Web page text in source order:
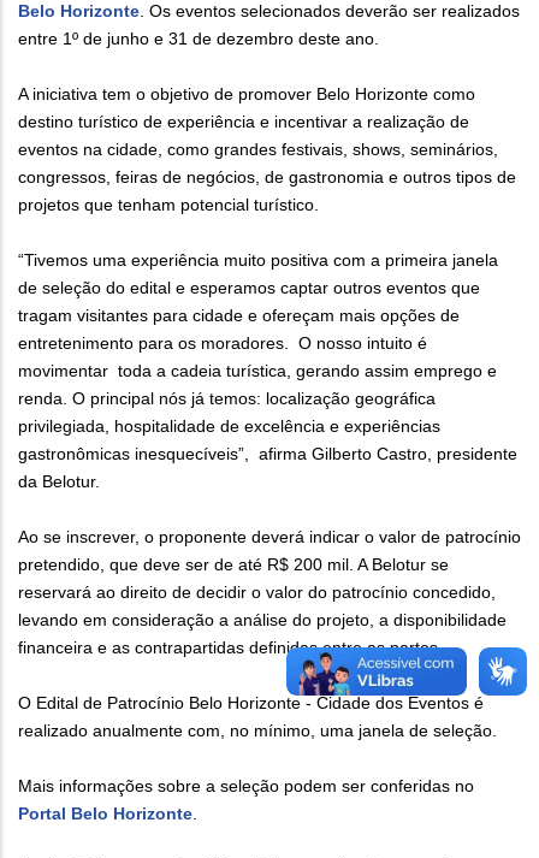
Belo Horizonte. Os eventos selecionados deverão ser realizados
entre 1º de junho e 31 de dezembro deste ano.
A iniciativa tem o objetivo de promover Belo Horizonte como
destino turístico de experiência e incentivar a realização de
eventos na cidade, como grandes festivais, shows, seminários,
congressos, feiras de negócios, de gastronomia e outros tipos de
projetos que tenham potencial turístico.
“Tivemos uma experiência muito positiva com a primeira janela
de seleção do edital e esperamos captar outros eventos que
tragam visitantes para cidade e ofereçam mais opções de
entretenimento para os moradores. O nosso intuito é
movimentar toda a cadeia turística, gerando assim emprego e
renda. O principal nós já temos: localização geográfica
privilegiada, hospitalidade de excelência e experiências
gastronômicas inesquecíveis”, afirma Gilberto Castro, presidente
da Belotur.
Ao se inscrever, o proponente deverá indicar o valor de patrocínio
pretendido, que deve ser de até R$ 200 mil. A Belotur se
reservará ao direito de decidir o valor do patrocínio concedido,
levando em consideração a análise do projeto, a disponibilidade
financeira e as contrapartidas definidas entre as partes.
O Edital de Patrocínio Belo Horizonte - Cidade dos Eventos é
realizado anualmente com, no mínimo, uma janela de seleção.
Mais informações sobre a seleção podem ser conferidas no
Portal Belo Horizonte.